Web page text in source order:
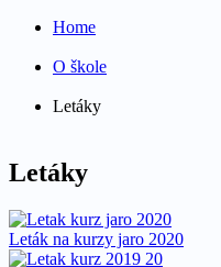
Home
O škole
Letáky
Letáky
Leták na kurzy jaro 2020